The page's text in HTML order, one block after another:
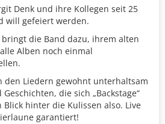
Denk und ihre Kollegen seit 25
will gefeiert werden.
bringt die Band dazu, ihrem alten
Alben noch einmal
den Liedern gewohnt unterhaltsam
die sich „Backstage“
Blick hinter die Kulissen also. Live
garantiert!